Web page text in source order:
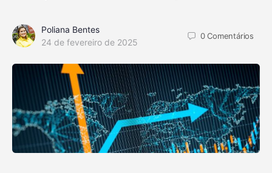
Poliana Bentes
24 de fevereiro de 2025
0Comentários